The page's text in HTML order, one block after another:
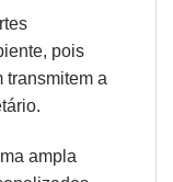
pois
transmitem a
ampla